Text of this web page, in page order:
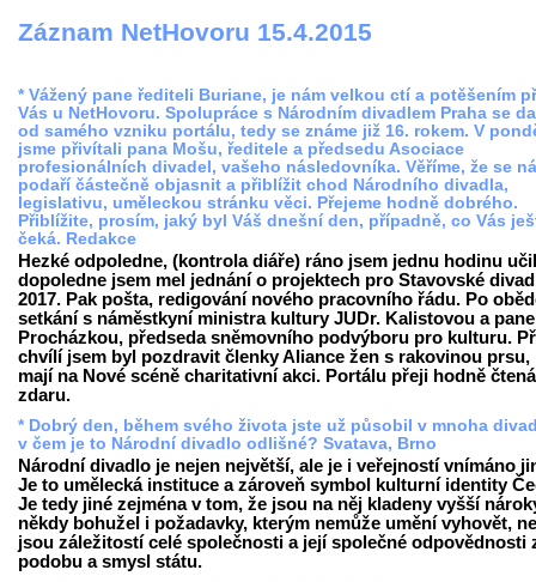
Záznam NetHovoru 15.4.2015
* Vážený pane řediteli Buriane, je nám velkou ctí a potěšením
Vás u NetHovoru. Spolupráce s Národním divadlem Praha se
od samého vzniku portálu, tedy se známe již 16. rokem. V
jsme přivítali pana Mošu, ředitele a předsedu Asociace
profesionálních divadel, vašeho následovníka. Věříme, že se
podaří částečně objasnit a přiblížit chod Národního divadla,
legislativu, uměleckou stránku věci. Přejeme hodně dobrého.
Přiblížite, prosím, jaký byl Váš dnešní den, případně, co Vás
čeká. Redakce
Hezké odpoledne, (kontrola diáře) ráno jsem jednu hodinu
dopoledne jsem mel jednání o projektech pro Stavovské
2017. Pak pošta, redigování nového pracovního řádu. Po
setkání s náměstkyní ministra kultury JUDr. Kalistovou a
Procházkou, předseda sněmovního podvýboru pro kulturu.
chvílí jsem byl pozdravit členky Aliance žen s rakovinou prsu,
mají na Nové scéně charitativní akci. Portálu přeji hodně
zdaru.
* Dobrý den, během svého života jste už působil v mnoha
v čem je to Národní divadlo odlišné? Svatava, Brno
Národní divadlo je nejen největší, ale je i veřejností vnímáno
Je to umělecká instituce a zároveň symbol kulturní identity
Je tedy jiné zejména v tom, že jsou na něj kladeny vyšší
někdy bohužel i požadavky, kterým nemůže umění vyhovět,
jsou záležitostí celé společnosti a její společné odpovědnosti
podobu a smysl státu.